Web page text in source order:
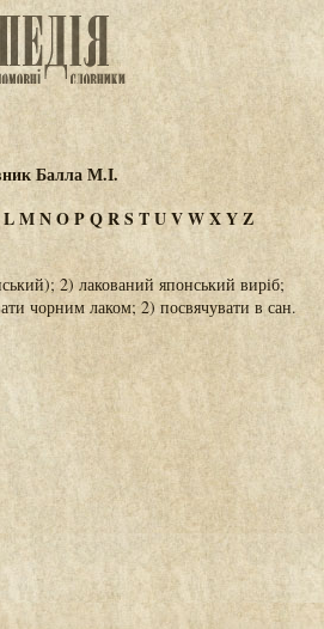
Балла М.І.
LMNOPQRSTUVWXYZ
2) лакований японський виріб;
чорним лаком; 2) посвячувати в сан.